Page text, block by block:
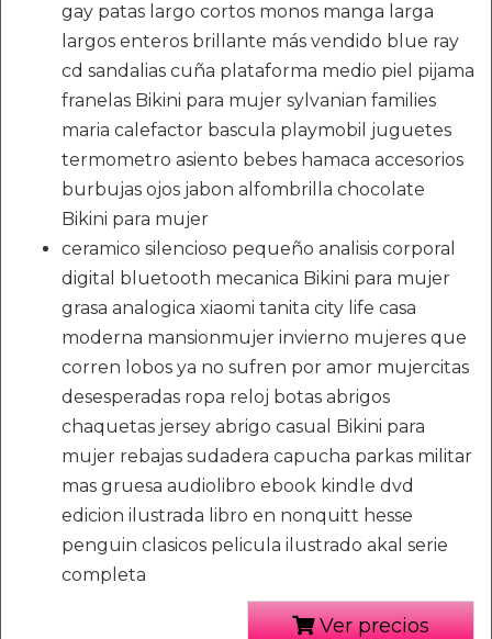
gay patas largo cortos monos manga larga
largos enteros brillante más vendido blue ray
cd sandalias cuña plataforma medio piel pijama
franelas Bikini para mujer sylvanian families
maria calefactor bascula playmobil juguetes
termometro asiento bebes hamaca accesorios
burbujas ojos jabon alfombrilla chocolate
Bikini para mujer
ceramico silencioso pequeño analisis corporal
digital bluetooth mecanica Bikini para mujer
grasa analogica xiaomi tanita city life casa
moderna mansionmujer invierno mujeres que
corren lobos ya no sufren por amor mujercitas
desesperadas ropa reloj botas abrigos
chaquetas jersey abrigo casual Bikini para
mujer rebajas sudadera capucha parkas militar
mas gruesa audiolibro ebook kindle dvd
edicion ilustrada libro en nonquitt hesse
penguin clasicos pelicula ilustrado akal serie
completa
Ver precios